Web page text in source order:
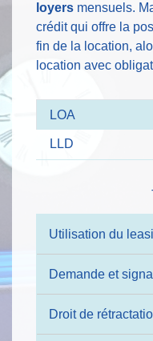
loyers mensuels.
crédit qui offre la
fin de la location,
location avec
LOA
LLD
Utilisation du
Demande et
Droit de